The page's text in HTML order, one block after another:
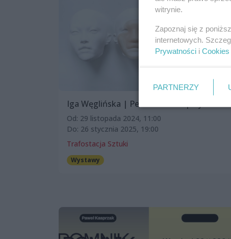
Iga Węglińska | Perfect Sense | wystawa
Od: 29 listopada 2024, 11:00
Do: 26 stycznia 2025, 19:00
Trafostacja Sztuki
Wystawy
witrynie.
Zapoznaj się z
internetowych.
Prywatności i Cookies
PARTNERZY